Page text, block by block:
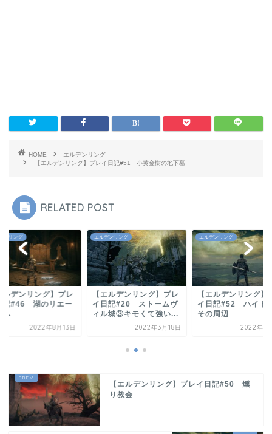
HOME
エルデンリング
【エルデンリング】プレイ日記#51 小黄金樹の地下墓
RELATED POST
ンリング
ルデンリング】プレ
記#20 ストームヴ
城③キモくて強い...
2022年3月18日
エルデンリング
【エルデンリング】プレ
イ日記#52 ハイト砦と
その周辺
2022年11月3日
エルデンリング
【エルデンリング】
イ日記#46 湖のリ
ニエへ
2022年8
【エルデンリング】プレイ日記#50 燻
り教会